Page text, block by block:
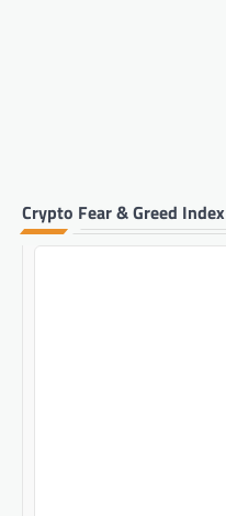
Crypto Fear & Greed Index